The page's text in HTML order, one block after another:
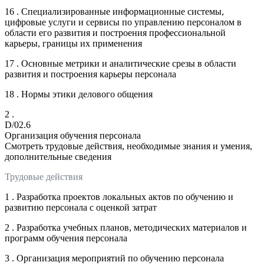
16 . Специализированные информационные системы,
цифровые услуги и сервисы по управлению персоналом в
области его развития и построения профессиональной
карьеры, границы их применения
17 . Основные метрики и аналитические срезы в области
развития и построения карьеры персонала
18 . Нормы этики делового общения
2 .
D/02.6
Организация обучения персонала
Смотреть трудовые действия, необходимые знания и умения,
дополнительные сведения
Трудовые действия
1 . Разработка проектов локальных актов по обучению и
развитию персонала с оценкой затрат
2 . Разработка учебных планов, методических материалов и
программ обучения персонала
3 . Организация мероприятий по обучению персонала